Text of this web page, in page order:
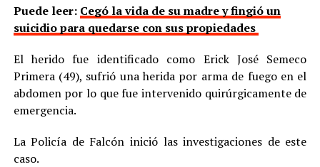
Puede leer: Cegó la vida de su madre y fingió un
suicidio para quedarse con sus propiedades
El herido fue identificado como Erick José Semeco
Primera (49), sufrió una herida por arma de fuego en el
abdomen por lo que fue intervenido quirúrgicamente de
emergencia.
La Policía de Falcón inició las investigaciones de este
caso.